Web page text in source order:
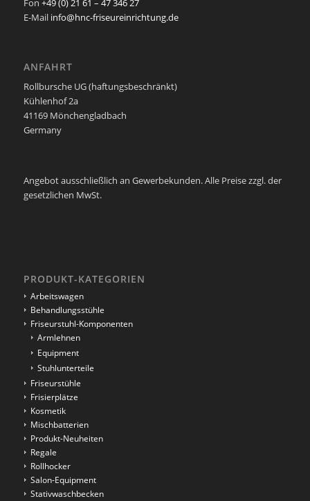
Fon +49 (0) 21 61 – 47 346 27
E-Mail info@hnc-friseureinrichtung.de
ANFAHRT
Rollbursche UG (haftungsbeschränkt)
Kühlenhof 2a
41169 Mönchengladbach
Germany
Angebot ausschließlich an Gewerbekunden. Alle Preise zzgl. der
gesetzlichen MwSt.
PRODUKT-KATEGORIEN
Arbeitswagen
Behandlungsstühle
Friseurstuhl-Komponenten
Armlehnen
Equipment
Stuhlunterteile
Friseurstühle
Frisierplätze
Kosmetik
Mischbatterien
Produkt-Neuheiten
Regale
Rollhocker
Salon-Equipment
Stativwaschbecken